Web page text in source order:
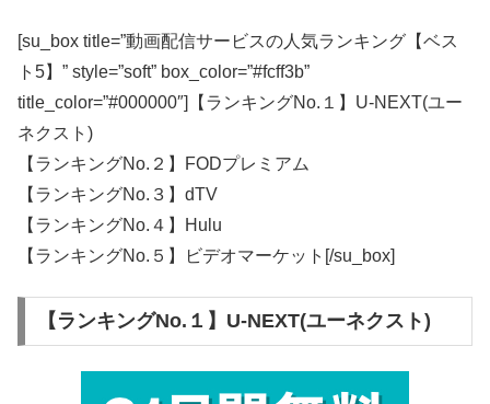
[su_box title=”動画配信サービスの人気ランキング【ベス
ト5】” style=”soft” box_color=”#fcff3b”
title_color=”#000000″]【ランキングNo.１】U-NEXT(ユー
ネクスト)
【ランキングNo.２】FODプレミアム
【ランキングNo.３】dTV
【ランキングNo.４】Hulu
【ランキングNo.５】ビデオマーケット[/su_box]
【ランキングNo.１】U-NEXT(ユーネクスト)